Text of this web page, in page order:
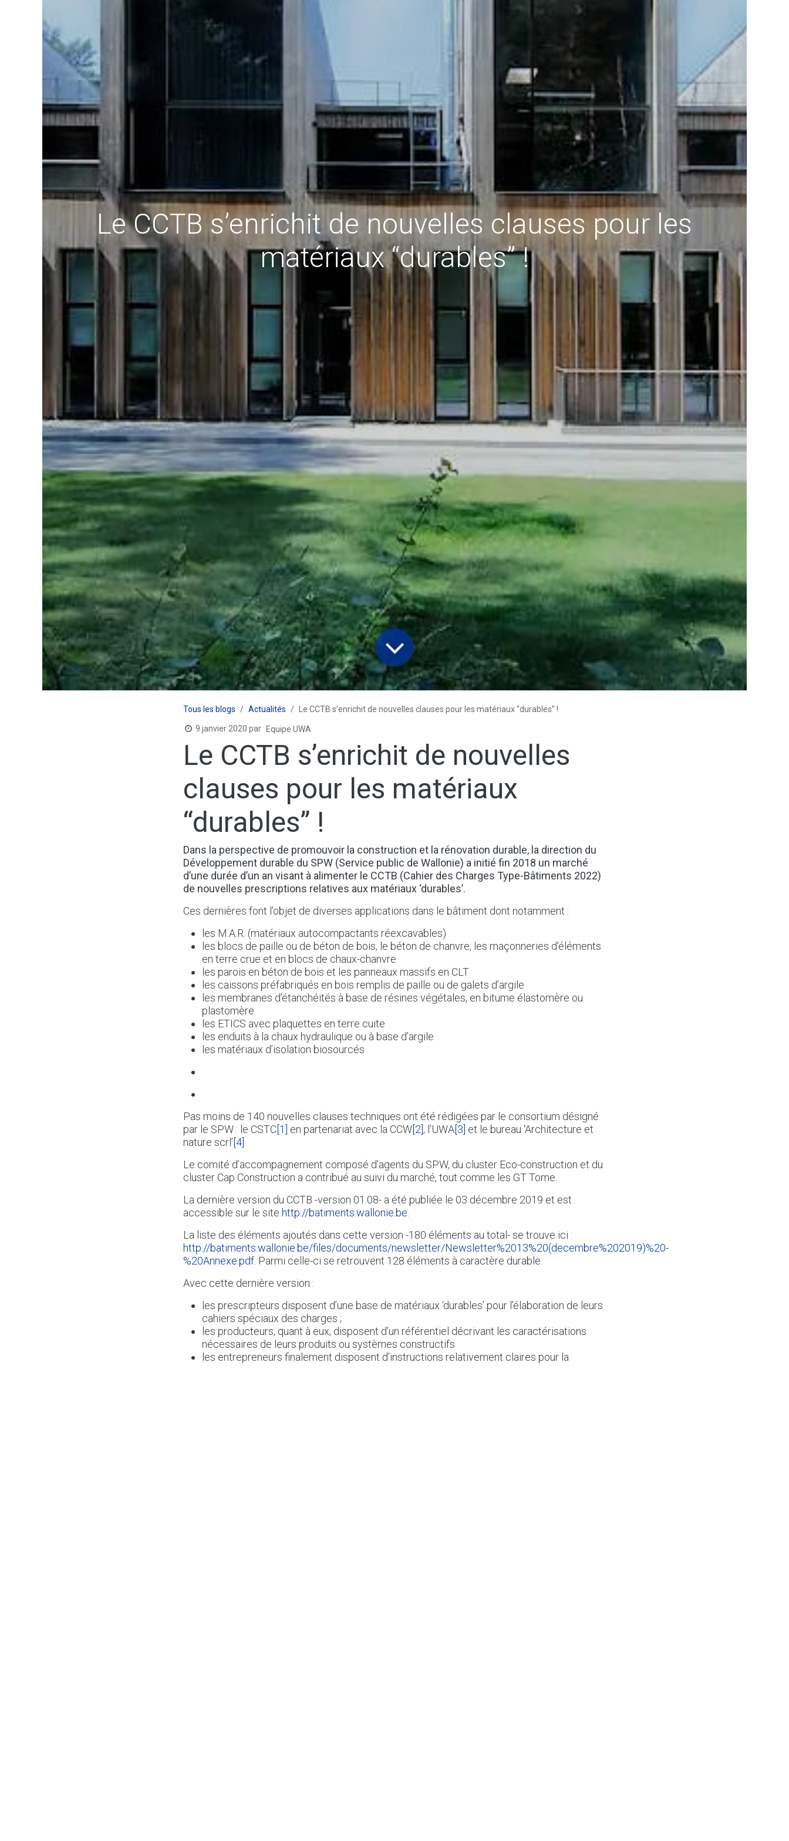
Le CCTB s’enrichit de nouvelles clauses pour les
matériaux “durables” !
Tous les blogs Actualités Le CCTB s’enrichit de nouvelles clauses pour les matériaux “durables” !
9 janvier 2020 par Equipe UWA
Le CCTB s’enrichit de nouvelles
clauses pour les matériaux
“durables” !
Dans la perspective de promouvoir la construction et la rénovation durable, la direction du
Développement durable du SPW (Service public de Wallonie) a initié fin 2018 un marché
d’une durée d’un an visant à alimenter le CCTB (Cahier des Charges Type-Bâtiments 2022)
de nouvelles prescriptions relatives aux matériaux ‘durables’.
Ces dernières font l’objet de diverses applications dans le bâtiment dont notamment :
les M.A.R. (matériaux autocompactants réexcavables)
les blocs de paille ou de béton de bois, le béton de chanvre, les maçonneries d’éléments
en terre crue et en blocs de chaux-chanvre
les parois en béton de bois et les panneaux massifs en CLT
les caissons préfabriqués en bois remplis de paille ou de galets d’argile
les membranes d’étanchéités à base de résines végétales, en bitume élastomère ou
plastomère
les ETICS avec plaquettes en terre cuite
les enduits à la chaux hydraulique ou à base d’argile
les matériaux d’isolation biosourcés
Pas moins de 140 nouvelles clauses techniques ont été rédigées par le consortium désigné
par le SPW : le CSTC [1] en partenariat avec la CCW [2] , l’UWA [3] et le bureau ‘Architecture et
nature scrl’ [4]
Le comité d’accompagnement composé d’agents du SPW, du cluster Eco-construction et du
cluster Cap Construction a contribué au suivi du marché, tout comme les GT Tome.
La dernière version du CCTB -version 01.08- a été publiée le 03 décembre 2019 et est
accessible sur le site http://batiments.wallonie.be
La liste des éléments ajoutés dans cette version -180 éléments au total- se trouve ici :
http://batiments.wallonie.be/files/documents/newsletter/Newsletter%2013%20(decembre%202019)%20-
%20Annexe.pdf . Parmi celle-ci se retrouvent 128 éléments à caractère durable.
Avec cette dernière version :
les prescripteurs disposent d’une base de matériaux ‘durables’ pour l’élaboration de leurs
cahiers spéciaux des charges ;
les producteurs, quant à eux, disposent d’un référentiel décrivant les caractérisations
nécessaires de leurs produits ou systèmes constructifs
les entrepreneurs finalement disposent d’instructions relativement claires pour la